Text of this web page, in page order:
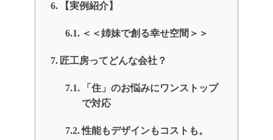
【実例紹介】
＜＜姉妹で創る幸せ空間＞＞
匠工房ってどんな会社？
「住」のお悩みにワンストップ
で対応
性能もデザインもコストも。